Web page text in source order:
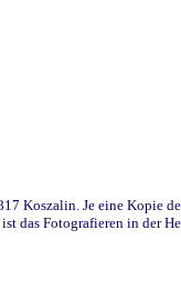
Koszalin. Je eine Kopie
das Fotografieren in der